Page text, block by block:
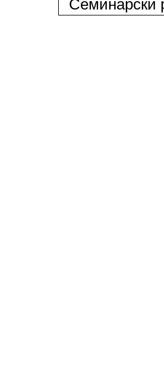
Семинарски